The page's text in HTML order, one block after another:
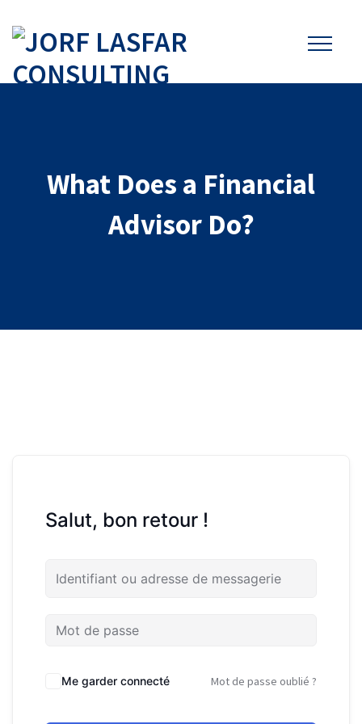
What Does a Financial
Advisor Do?
Salut, bon retour !
Me garder connecté Mot de passe oublié ?